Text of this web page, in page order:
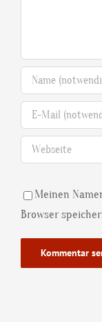
Meinen
Browser